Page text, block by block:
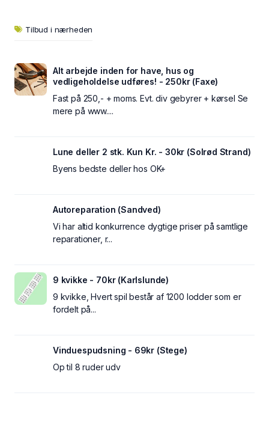
Tilbud i nærheden
Alt arbejde inden for have, hus og
vedligeholdelse udføres! - 250kr (Faxe)
Fast på 250,- + moms. Evt. div gebyrer + kørsel Se
mere på www....
Lune deller 2 stk. Kun Kr. - 30kr (Solrød Strand)
Byens bedste deller hos OK+
Autoreparation (Sandved)
Vi har altid konkurrence dygtige priser på samtlige
reparationer, r...
9 kvikke - 70kr (Karlslunde)
9 kvikke, Hvert spil består af 1200 lodder som er
fordelt på...
Vinduespudsning - 69kr (Stege)
Op til 8 ruder udv